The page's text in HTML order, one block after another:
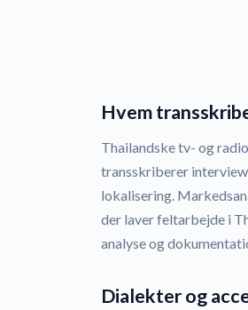
Hvem
Thailandske tv- og
transskriberer
lokalisering.
der laver feltarbejde i
analyse og
Dialekter og